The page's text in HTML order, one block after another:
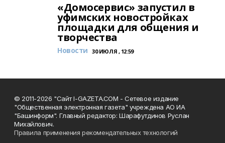
«Домосервис» запустил в
уфимских новостройках
площадки для общения и
творчества
Новости 30 ИЮЛЯ , 12:59
© 2011-2026 "Сайт I-GAZETA.COM - Сетевое издание
"Общественная электронная газета" учреждена АО ИА
"Башинформ". Главный редактор: Шарафутдинов Руслан
Михайлович.
Правила применения рекомендательных технологий